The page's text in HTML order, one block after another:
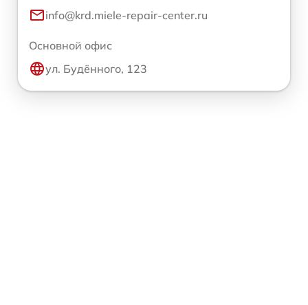
info@krd.miele-repair-center.ru
Основной офис
ул. Будённого, 123